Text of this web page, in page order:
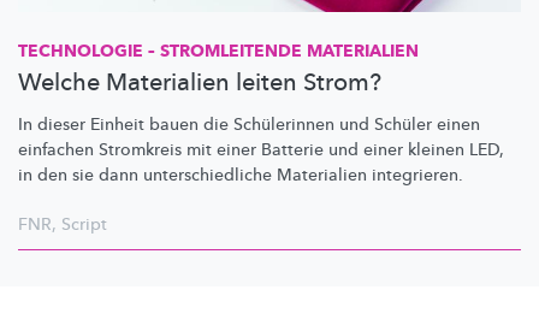
TECHNOLOGIE – STROMLEITENDE MATERIALIEN
Welche Materialien leiten Strom?
In dieser Einheit bauen die Schülerinnen und Schüler einen
einfachen Stromkreis mit einer Batterie und einer kleinen LED,
in den sie dann unterschiedliche Materialien integrieren.
FNR, Script